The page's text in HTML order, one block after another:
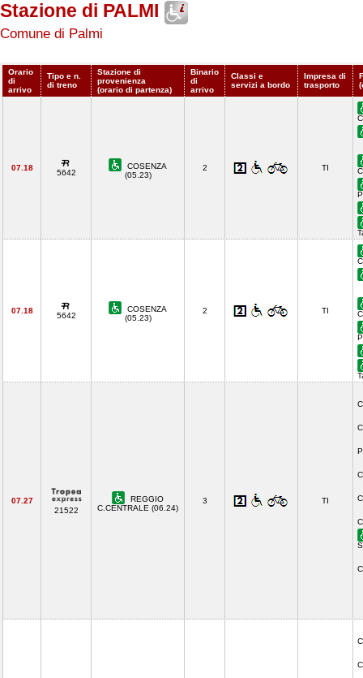
Stazione di PALMI
Comune di Palmi
Orario
di
arrivo
Tipo e n.
di treno
Stazione di
provenienza
(orario di partenza)
Binario
di
arrivo
Classi e
servizi a bordo
Impresa di
trasporto
07.18
5642
COSENZA
(05.23)
2 TI
07.18
5642
COSENZA
(05.23)
2 TI
07.27
21522
REGGIO
C.CENTRALE (06.24)
3 TI